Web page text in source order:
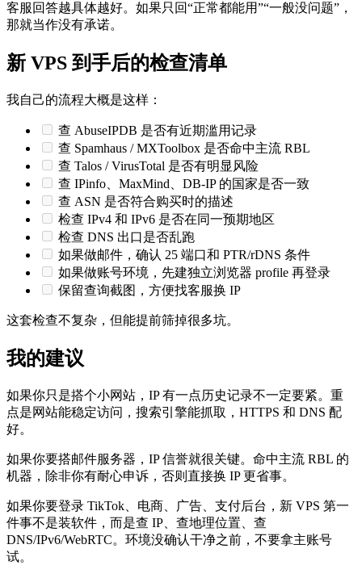
客服回答越具体越好。如果只回“正常都能用”“一般没问题”，
那就当作没有承诺。
新 VPS 到手后的检查清单
我自己的流程大概是这样：
查 AbuseIPDB 是否有近期滥用记录
查 Spamhaus / MXToolbox 是否命中主流 RBL
查 Talos / VirusTotal 是否有明显风险
查 IPinfo、MaxMind、DB-IP 的国家是否一致
查 ASN 是否符合购买时的描述
检查 IPv4 和 IPv6 是否在同一预期地区
检查 DNS 出口是否乱跑
如果做邮件，确认 25 端口和 PTR/rDNS 条件
如果做账号环境，先建独立浏览器 profile 再登录
保留查询截图，方便找客服换 IP
这套检查不复杂，但能提前筛掉很多坑。
我的建议
如果你只是搭个小网站，IP 有一点历史记录不一定要紧。重
点是网站能稳定访问，搜索引擎能抓取，HTTPS 和 DNS 配
好。
如果你要搭邮件服务器，IP 信誉就很关键。命中主流 RBL 的
机器，除非你有耐心申诉，否则直接换 IP 更省事。
如果你要登录 TikTok、电商、广告、支付后台，新 VPS 第一
件事不是装软件，而是查 IP、查地理位置、查
DNS/IPv6/WebRTC。环境没确认干净之前，不要拿主账号
试。